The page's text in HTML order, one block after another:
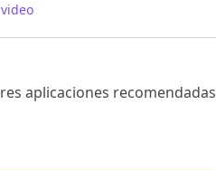
aplicaciones recomendadas